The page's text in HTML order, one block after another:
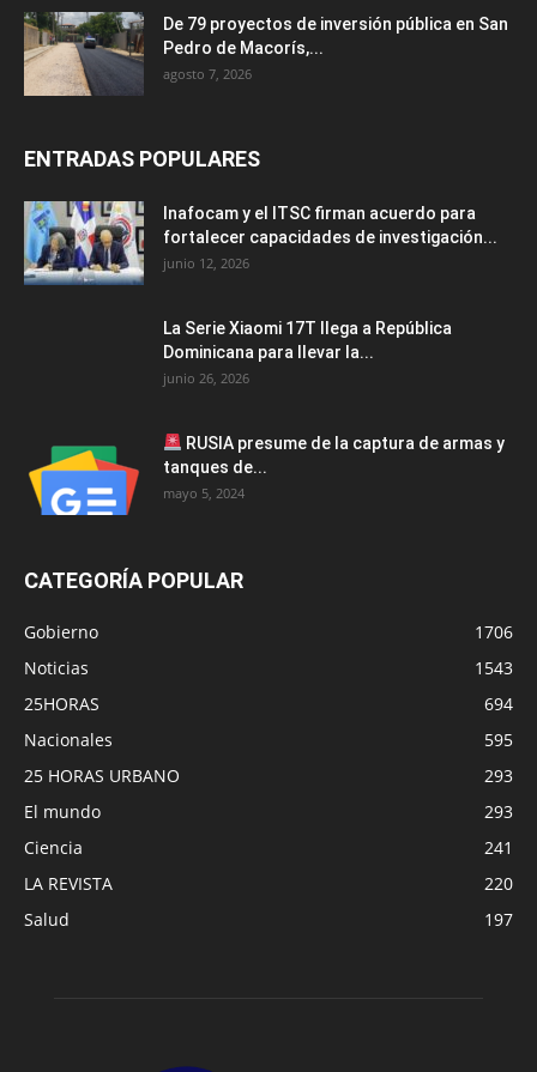
De 79 proyectos de inversión pública en San
Pedro de Macorís,...
agosto 7, 2026
ENTRADAS POPULARES
Inafocam y el ITSC firman acuerdo para
fortalecer capacidades de investigación...
junio 12, 2026
La Serie Xiaomi 17T llega a República
Dominicana para llevar la...
junio 26, 2026
RUSIA presume de la captura de armas y
tanques de...
mayo 5, 2024
CATEGORÍA POPULAR
Gobierno
1706
Noticias
1543
25HORAS
694
Nacionales
595
25 HORAS URBANO
293
El mundo
293
Ciencia
241
LA REVISTA
220
Salud
197